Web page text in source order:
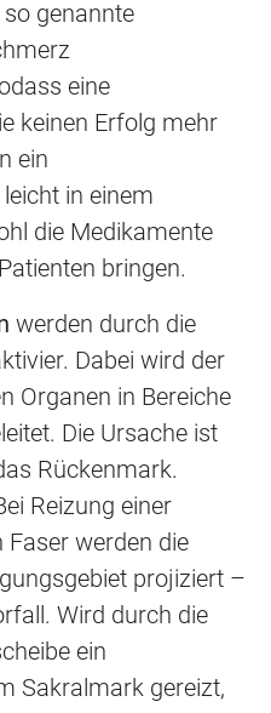
genannte
eine
keinen Erfolg mehr
ein
in einem
die Medikamente
bringen.
werden durch die
Dabei wird der
Organen in Bereiche
Die Ursache ist
Rückenmark.
Reizung einer
werden die
projiziert –
Wird durch die
ein
Sakralmark gereizt,